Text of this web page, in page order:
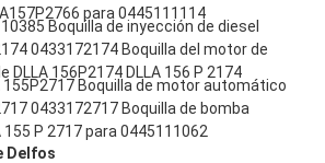
para 0445111114
Boquilla de inyección de diesel
0433172174 Boquilla del motor de
DLLA 156P2174 DLLA 156 P 2174
155P2717 Boquilla de motor automático
0433172717 Boquilla de bomba
155 P 2717 para 0445111062
Delfos